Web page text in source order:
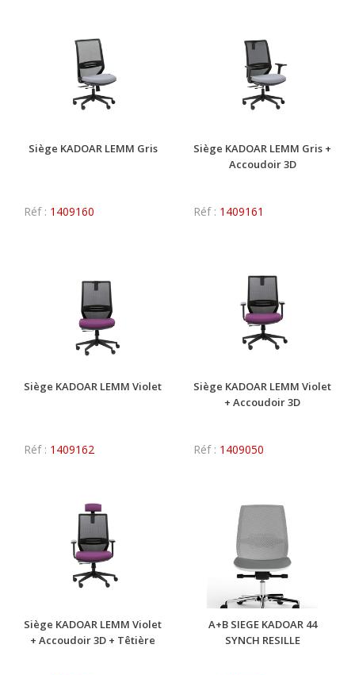
Siège KADOAR LEMM Gris
Siège KADOAR LEMM Gris +
Accoudoir 3D
Réf : 1409160
Siège KADOAR LEMM Violet
Réf : 1409161
Siège KADOAR LEMM Violet
+ Accoudoir 3D
Réf : 1409162
Siège KADOAR LEMM Violet
+ Accoudoir 3D + Têtière
Réf : 1409050
A+B SIEGE KADOAR 44
SYNCH RESILLE